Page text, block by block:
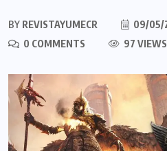
BY REVISTAYUMECR
09/05/
0 COMMENTS
97 VIEWS